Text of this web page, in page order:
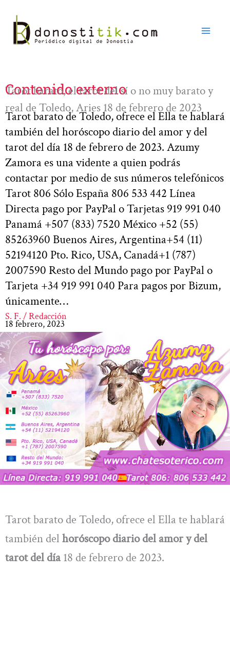
contenido
Contenido externo
Tarot barato, el tarot del sí o no muy barato y
real de Toledo, Aries 18 de febrero de 2023
Tarot barato de Toledo, ofrece el Ella te hablará
también del horóscopo diario del amor y del
tarot del día 18 de febrero de 2023. Azumy
Zamora es una vidente a quien podrás
contactar por medio de sus números telefónicos
Tarot 806 Sólo España 806 533 442 Línea
Directa pago por PayPal o Tarjetas 919 991 040
Panamá +507 (833) 7520 México +52 (55)
85263960 Buenos Aires, Argentina+54 (11)
52194120 Pto. Rico, USA, Canadá+1 (787)
2007590 Resto del Mundo pago por PayPal o
Tarjeta +34 919 991 040 Para pagos por Bizum,
únicamente…
S. F. / Redacción
18 febrero, 2023
Tarot barato de Toledo, ofrece el Ella te hablará
también del horóscopo diario del amor y del
tarot del día18 de febrero de 2023.